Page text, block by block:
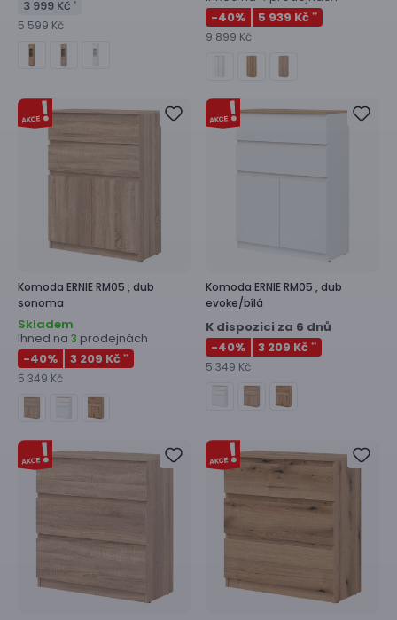
3 999 Kč *
5 599 Kč
-40% 5 939 Kč **
9 899 Kč
Komoda ERNIE RM05 , dub
sonoma
Skladem
Ihned na 3 prodejnách
-40% 3 209 Kč **
5 349 Kč
Komoda ERNIE RM05 , dub
evoke/bílá
K dispozici za 6 dnů
-40% 3 209 Kč **
5 349 Kč